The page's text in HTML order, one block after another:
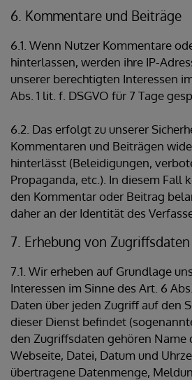
6. Kommentare und Beiträge
6.1. Wenn Nutzer Kommentare
hinterlassen, werden ihre IP-
unserer berechtigten Interessen
Abs. 1 lit. f. DSGVO für 7 Tage
6.2. Das erfolgt zu unserer
Kommentaren und Beiträgen
hinterlässt (Beleidigungen,
Propaganda, etc.). In diesem Fall
den Kommentar oder Beitrag
daher an der Identität des
7. Erhebung von
7.1. Wir erheben auf Grundlage
Interessen im Sinne des Art. 6
Daten über jeden Zugriff auf den
dieser Dienst befindet
den Zugriffsdaten gehören Name
Webseite, Datei, Datum und
übertragene Datenmenge,